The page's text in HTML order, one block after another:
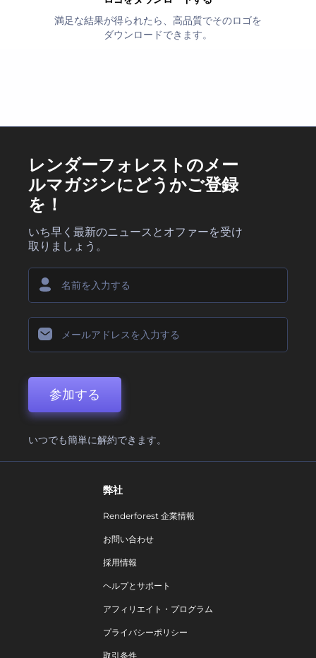
満足な結果が得られたら、高品質でそのロゴを
ダウンロードできます。
レンダーフォレストのメー
ルマガジンにどうかご登録
を！
いち早く最新のニュースとオファーを受け
取りましょう。
参加する
いつでも簡単に解約できます。
弊社
Renderforest 企業情報
お問い合わせ
採用情報
ヘルプとサポート
アフィリエイト・プログラム
プライバシーポリシー
取引条件